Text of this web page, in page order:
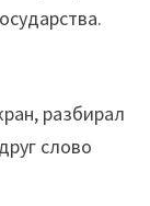
разбирал
слово